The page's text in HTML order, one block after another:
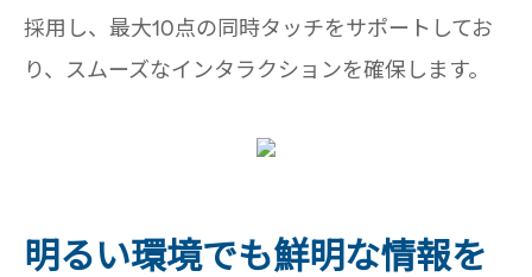
採用し、最大10点の同時タッチをサポートしてお
り、スムーズなインタラクションを確保します。
明るい環境でも鮮明な情報を